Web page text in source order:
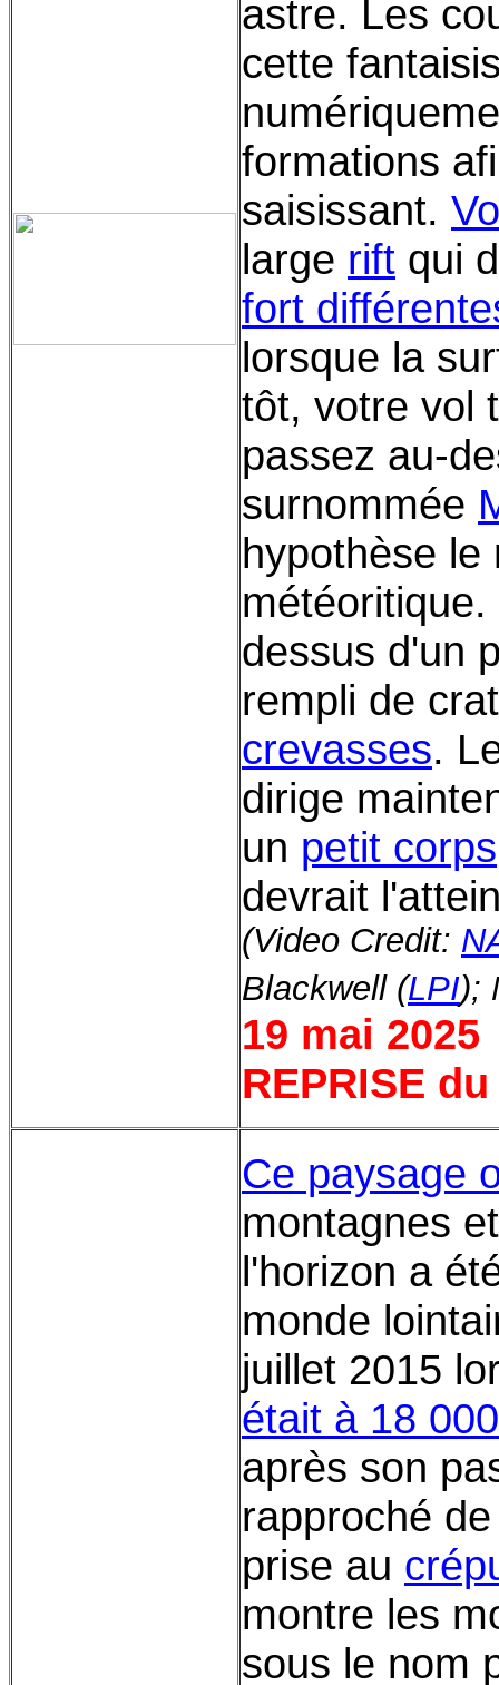
astre. Les
cette
formations
saisissant.
large rift qui
fort
lorsque la
tôt, votre vol
passez au-
surnommée
hypothèse le
météoritique.
dessus d'un
rempli de
crevasses.
dirige
un petit corps
devrait
(Video Credit:
Blackwell (LPI);
19 mai 2025
REPRISE
Ce paysage
montagnes
l'horizon a
monde
juillet 2015
était à 18
après son
rapproché
prise au
montre les
sous le nom